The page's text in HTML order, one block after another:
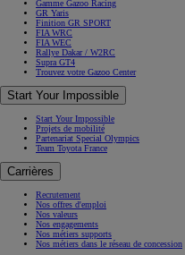
Gamme Gazoo Racing
GR Yaris
Finition GR SPORT
FIA WRC
FIA WEC
Rallye Dakar / W2RC
Supra GT4
Trouvez votre Gazoo Center
Start Your Impossible
Start Your Impossible
Projets de mobilité
Partenariat Special Olympics
Team Toyota France
Carrières
Recrutement
Nos offres d'emploi
Nos valeurs
Nos engagements
Nos métiers supports
Nos métiers dans le réseau de concession